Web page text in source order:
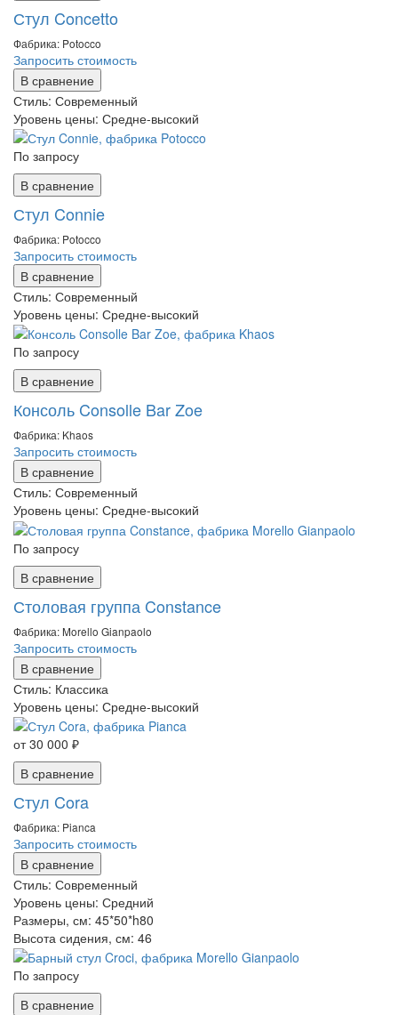
Стул Concetto
Фабрика: Potocco
Запросить стоимость
В сравнение
Стиль: Современный
Уровень цены: Средне-высокий
По запросу
В сравнение
Стул Connie
Фабрика: Potocco
Запросить стоимость
В сравнение
Стиль: Современный
Уровень цены: Средне-высокий
По запросу
В сравнение
Консоль Consolle Bar Zoe
Фабрика: Khaos
Запросить стоимость
В сравнение
Стиль: Современный
Уровень цены: Средне-высокий
По запросу
В сравнение
Столовая группа Constance
Фабрика: Morello Gianpaolo
Запросить стоимость
В сравнение
Стиль: Классика
Уровень цены: Средне-высокий
от 30 000 ₽
В сравнение
Стул Cora
Фабрика: Pianca
Запросить стоимость
В сравнение
Стиль: Современный
Уровень цены: Средний
Размеры, см: 45*50*h80
Высота сидения, см: 46
По запросу
В сравнение